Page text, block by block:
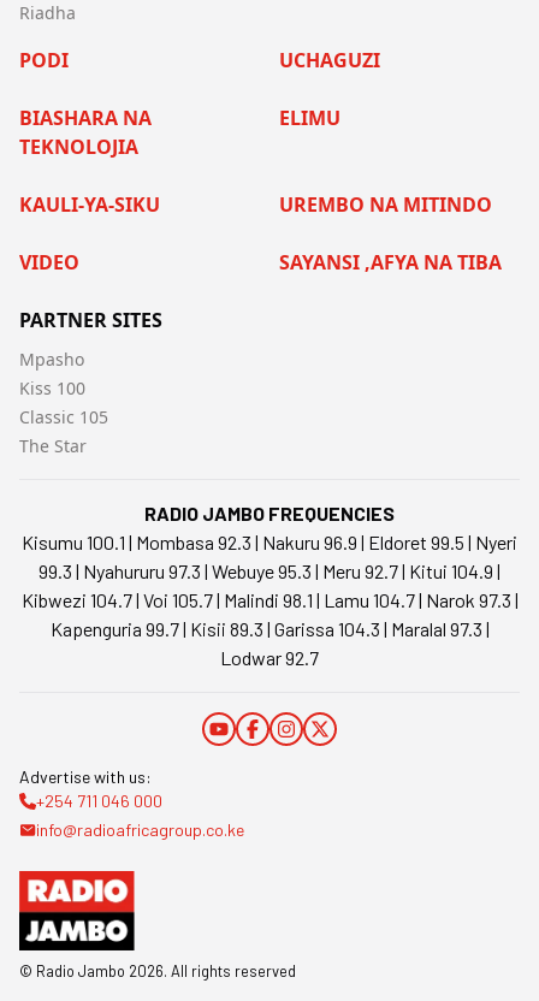
Riadha
PODI UCHAGUZI
BIASHARA NA
TEKNOLOJIA
ELIMU
KAULI-YA-SIKU UREMBO NA MITINDO
VIDEO SAYANSI ,AFYA NA TIBA
PARTNER SITES
Mpasho
Kiss 100
Classic 105
The Star
RADIO JAMBO FREQUENCIES
Kisumu 100.1 | Mombasa 92.3 | Nakuru 96.9 | Eldoret 99.5 | Nyeri
99.3 | Nyahururu 97.3 | Webuye 95.3 | Meru 92.7 | Kitui 104.9 |
Kibwezi 104.7 | Voi 105.7 | Malindi 98.1 | Lamu 104.7 | Narok 97.3 |
Kapenguria 99.7 | Kisii 89.3 | Garissa 104.3 | Maralal 97.3 |
Lodwar 92.7
© Radio Jambo 2026. All rights reserved
Advertise with us:
+254 711 046 000
info@radioafricagroup.co.ke